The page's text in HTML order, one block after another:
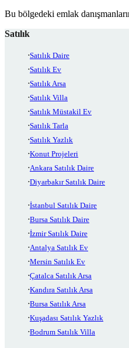
Bu bölgedeki emlak
Satılık
Satılık Daire
Satılık Ev
Satılık Arsa
Satılık Villa
Satılık Müstakil Ev
Satılık Tarla
Satılık Yazlık
Konut Projeleri
Ankara Satılık Daire
Diyarbakır Satılık Daire
İstanbul Satılık Daire
Bursa Satılık Daire
İzmir Satılık Daire
Antalya Satılık Ev
Mersin Satılık Ev
Çatalca Satılık Arsa
Kandıra Satılık Arsa
Bursa Satılık Arsa
Kuşadası Satılık Yazlık
Bodrum Satılık Villa